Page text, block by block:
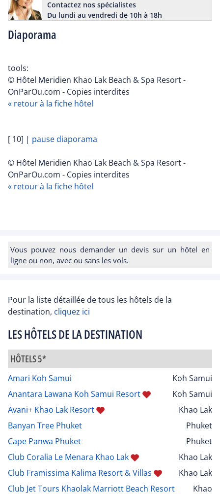
Diaporama
Contactez nos spécialistes
Du lundi au vendredi de 10h à 18h
tools:
© Hôtel Meridien Khao Lak Beach & Spa Resort -
OnParOu.com - Copies interdites
« retour à la fiche hôtel
[ 10] | pause diaporama
© Hôtel Meridien Khao Lak Beach & Spa Resort -
OnParOu.com - Copies interdites
« retour à la fiche hôtel
Vous pouvez nous demander un devis sur un hôtel en
ligne ou non, avec ou sans les vols.
Pour la liste détaillée de tous les hôtels de la
destination, cliquez ici
LES HÔTELS DE LA DESTINATION
HÔTELS 5*
Amari Koh Samui
Koh Samui
Anantara Lawana Koh Samui Resort
Koh Samui
Avani+ Khao Lak Resort
Khao Lak
Banyan Tree Phuket
Phuket
Cape Panwa Phuket
Phuket
Club Coralia Le Menara Khao Lak
Khao Lak
Club Framissima Kalima Resort & Villas
Khao Lak
Club Jet Tours Khaolak Marriott Beach Resort
Khao